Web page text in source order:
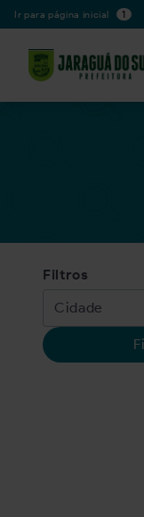
Ir para página inicial 1
Filtros